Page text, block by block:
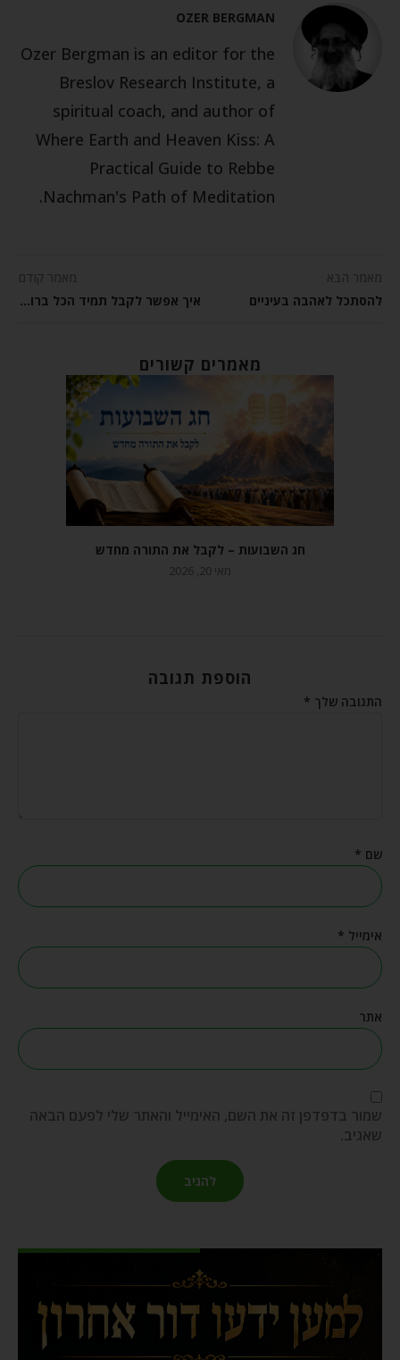
OZER BERGMAN
Ozer Bergman is an editor for the
Breslov Research Institute, a
spiritual coach, and author of
Where Earth and Heaven Kiss: A
Practical Guide to Rebbe
Nachman's Path of Meditation.
מאמר הבא
להסתכל לאהבה בעיניים
מאמר קודם
איך אפשר לקבל תמיד הכל ברוגע?
מאמרים קשורים
חג השבועות – לקבל את התורה מחדש
מאי 20, 2026
הוספת תגובה
התגובה שלך *
שם *
אימייל *
אתר
שמור בדפדפן זה את השם, האימייל והאתר שלי לפעם הבאה
שאגיב.